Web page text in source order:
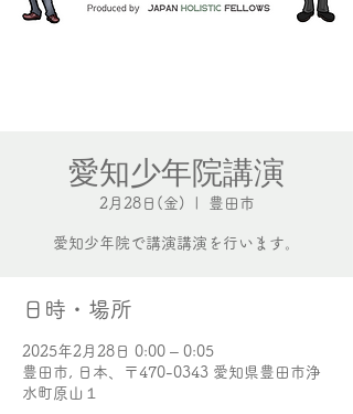
愛知少年院講演
2月28日(金) 豊田市
愛知少年院で講演講演を行います。
日時・場所
2025年2月28日 0:00 – 0:05
豊田市, 日本、〒470-0343 愛知県豊田市浄
水町原山１